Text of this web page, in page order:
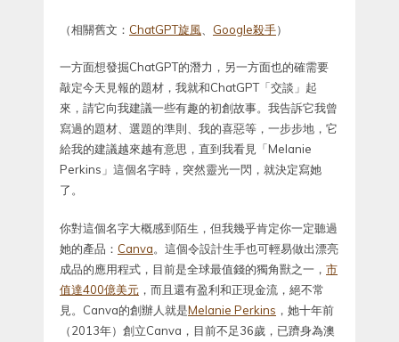
（相關舊文： ChatGPT旋風 Google殺手）
一方面想發掘ChatGPT的潛力，另一方面也的確需要
敲定今天見報的題材，我就和ChatGPT「交談」起
來，請它向我建議一些有趣的初創故事。我告訴它我曾
寫過的題材、選題的準則、我的喜惡等，一步步地，它
給我的建議越來越有意思，直到我看見「Melanie
Perkins」這個名字時，突然靈光一閃，就決定寫她
了。
你對這個名字大概感到陌生，但我幾乎肯定你一定聽過
她的產品： Canva。這個令設計生手也可輕易做出漂亮
成品的應用程式，目前是全球最值錢的獨角獸之一， 市
值達400億美元 ，而且還有盈利和正現金流，絕不常
見。Canva的創辦人就是Melanie Perkins ，她十年前
（2013年）創立Canva，目前不足36歲，已躋身為澳